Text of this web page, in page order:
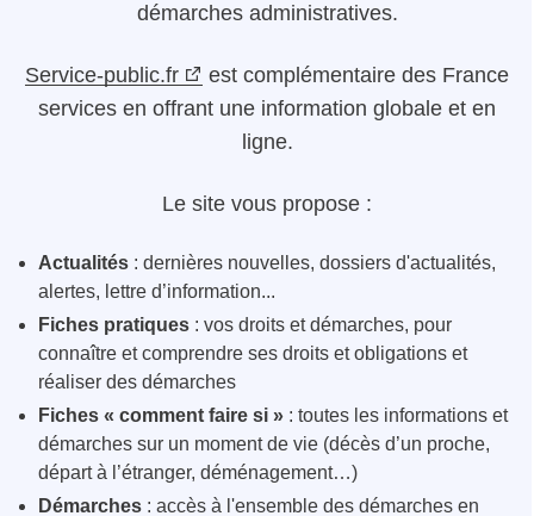
démarches administratives.
Service-public.fr
est complémentaire des France
services en offrant une information globale et en
ligne.
Le site vous propose :
Actualités : dernières nouvelles, dossiers d'actualités,
alertes, lettre d’information...
Fiches pratiques : vos droits et démarches, pour
connaître et comprendre ses droits et obligations et
réaliser des démarches
Fiches « comment faire si » : toutes les informations et
démarches sur un moment de vie (décès d’un proche,
départ à l’étranger, déménagement…)
Démarches : accès à l'ensemble des démarches en